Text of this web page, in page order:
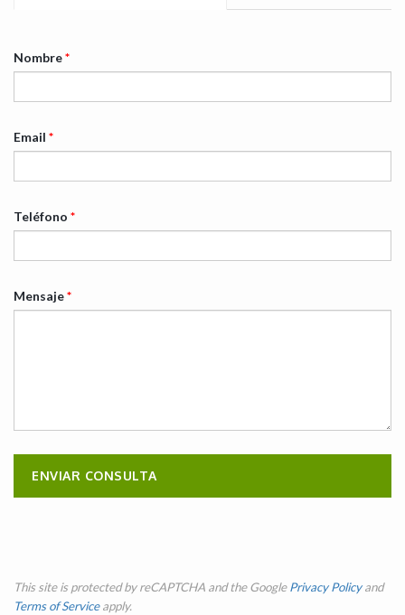
Nombre*
Email *
Teléfono *
Mensaje*
This site is protected by reCAPTCHA and the GooglePrivacy Policyand
Terms of Serviceapply.